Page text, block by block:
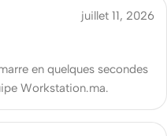
juillet 11, 2026
en quelques secondes
Workstation.ma.